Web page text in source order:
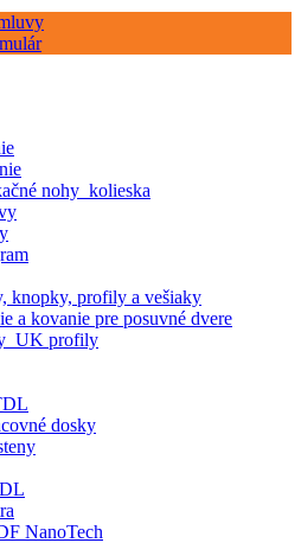
nohy_kolieska
knopky, profily a vešiaky
a kovanie pre posuvné dvere
profily
dosky
NanoTech